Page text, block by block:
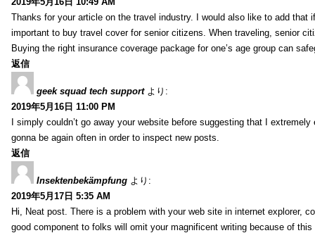
Thanks for your article on the travel industry. I would also like to add that
important to buy travel cover for senior citizens. When traveling, senior
Buying the right insurance coverage package for one’s age group can
返信
geek squad tech support より:
2019年5月16日 11:00 PM
I simply couldn’t go away your website before suggesting that I
gonna be again often in order to inspect new posts.
返信
Insektenbekämpfung より:
2019年5月17日 5:35 AM
Hi, Neat post. There is a problem with your web site in internet explorer,
good component to folks will omit your magnificent writing because of this